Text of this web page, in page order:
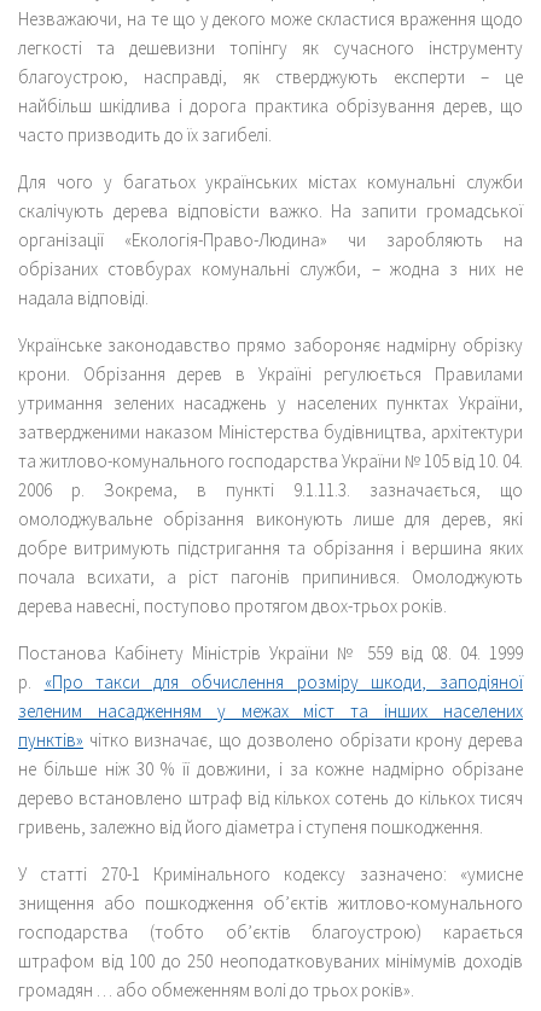
Незважаючи, на те що у декого може скластися враження щодо
легкості та дешевизни топінгу як сучасного інструменту
благоустрою, насправді, як стверджують експерти – це
найбільш шкідлива і дорога практика обрізування дерев, що
часто призводить до їх загибелі.
Для чого у багатьох українських містах комунальні служби
скалічують дерева відповісти важко. На запити громадської
організації «Екологія-Право-Людина» чи заробляють на
обрізаних стовбурах комунальні служби, – жодна з них не
надала відповіді.
Українське законодавство прямо забороняє надмірну обрізку
крони. Обрізання дерев в Україні регулюється Правилами
утримання зелених насаджень у населених пунктах України,
затвердженими наказом Міністерства будівництва, архітектури
та житлово-комунального господарства України № 105 від 10. 04.
2006 р. Зокрема, в пункті 9.1.11.3. зазначається, що
омолоджувальне обрізання виконують лише для дерев, які
добре витримують підстригання та обрізання і вершина яких
почала всихати, а ріст пагонів припинився. Омолоджують
дерева навесні, поступово протягом двох-трьох років.
Постанова Кабінету Міністрів України № 559 від 08. 04. 1999
р. «Про такси для обчислення розміру шкоди, заподіяної
зеленим насадженням у межах міст та інших населених
пунктів» чітко визначає, що дозволено обрізати крону дерева
не більше ніж 30 % її довжини, і за кожне надмірно обрізане
дерево встановлено штраф від кількох сотень до кількох тисяч
гривень, залежно від його діаметра і ступеня пошкодження.
У статті 270-1 Кримінального кодексу зазначено: «умисне
знищення або пошкодження об’єктів житлово-комунального
господарства (тобто об’єктів благоустрою) карається
штрафом від 100 до 250 неоподатковуваних мінімумів доходів
громадян … або обмеженням волі до трьох років».